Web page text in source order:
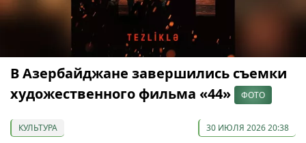
В Азербайджане завершились съемки
художественного фильма «44»
ФОТО
КУЛЬТУРА 30 ИЮЛЯ 2026 20:38